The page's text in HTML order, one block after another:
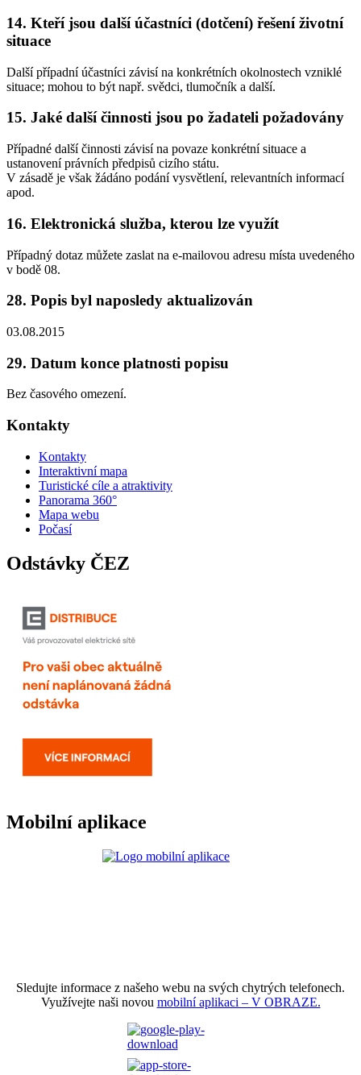
14. Kteří jsou další účastníci (dotčení) řešení životní
situace
Další případní účastníci závisí na konkrétních okolnostech vzniklé
situace; mohou to být např. svědci, tlumočník a další.
15. Jaké další činnosti jsou po žadateli požadovány
Případné další činnosti závisí na povaze konkrétní situace a
ustanovení právních předpisů cizího státu.
V zásadě je však žádáno podání vysvětlení, relevantních informací
apod.
16. Elektronická služba, kterou lze využít
Případný dotaz můžete zaslat na e-mailovou adresu místa uvedeného
v bodě 08.
28. Popis byl naposledy aktualizován
03.08.2015
29. Datum konce platnosti popisu
Bez časového omezení.
Kontakty
Kontakty
Interaktivní mapa
Turistické cíle a atraktivity
Panorama 360°
Mapa webu
Počasí
Odstávky ČEZ
Mobilní aplikace
Sledujte informace z našeho webu na svých chytrých telefonech.
Využívejte naši novou mobilní aplikaci – V OBRAZE.